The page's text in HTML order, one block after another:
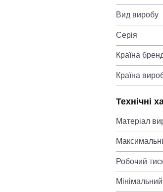
Вид виробу
Серія
Країна
Країна
Технічні
Матеріал
Робочий